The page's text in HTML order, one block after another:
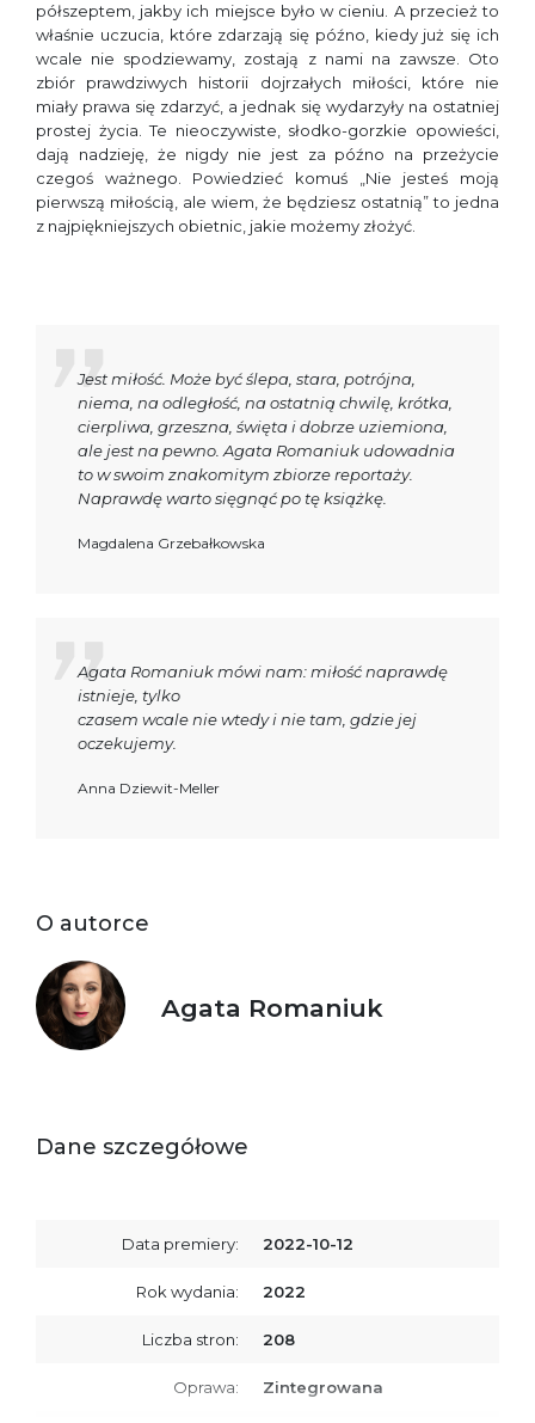
półszeptem, jakby ich miejsce było w cieniu. A przecież to
właśnie uczucia, które zdarzają się późno, kiedy już się ich
wcale nie spodziewamy, zostają z nami na zawsze. Oto
zbiór prawdziwych historii dojrzałych miłości, które nie
miały prawa się zdarzyć, a jednak się wydarzyły na ostatniej
prostej życia. Te nieoczywiste, słodko-gorzkie opowieści,
dają nadzieję, że nigdy nie jest za późno na przeżycie
czegoś ważnego. Powiedzieć komuś „Nie jesteś moją
pierwszą miłością, ale wiem, że będziesz ostatnią” to jedna
z najpiękniejszych obietnic, jakie możemy złożyć.
Jest miłość. Może być ślepa, stara, potrójna,
niema, na odległość, na ostatnią chwilę, krótka,
cierpliwa, grzeszna, święta i dobrze uziemiona,
ale jest na pewno. Agata Romaniuk udowadnia
to w swoim znakomitym zbiorze reportaży.
Naprawdę warto sięgnąć po tę książkę.
Magdalena Grzebałkowska
Agata Romaniuk mówi nam: miłość naprawdę
istnieje, tylko
czasem wcale nie wtedy i nie tam, gdzie jej
oczekujemy.
Anna Dziewit-Meller
O autorce
Agata Romaniuk
Dane szczegółowe
Data premiery: 2022-10-12
Rok wydania: 2022
Liczba stron: 208
Oprawa: Zintegrowana